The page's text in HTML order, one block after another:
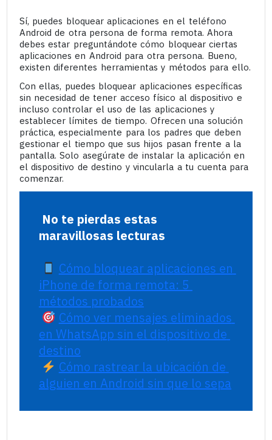
Sí, puedes bloquear aplicaciones en el teléfono
Android de otra persona de forma remota. Ahora
debes estar preguntándote cómo bloquear ciertas
aplicaciones en Android para otra persona. Bueno,
existen diferentes herramientas y métodos para ello.
Con ellas, puedes bloquear aplicaciones específicas
sin necesidad de tener acceso físico al dispositivo e
incluso controlar el uso de las aplicaciones y
establecer límites de tiempo. Ofrecen una solución
práctica, especialmente para los padres que deben
gestionar el tiempo que sus hijos pasan frente a la
pantalla. Solo asegúrate de instalar la aplicación en
el dispositivo de destino y vincularla a tu cuenta para
comenzar.
No te pierdas estas
maravillosas lecturas
Cómo bloquear aplicaciones en
iPhone de forma remota: 5
métodos probados
Cómo ver mensajes eliminados
en WhatsApp sin el dispositivo de
destino
Cómo rastrear la ubicación de
alguien en Android sin que lo sepa